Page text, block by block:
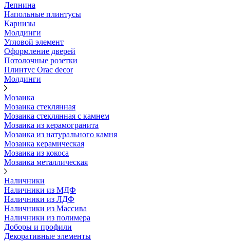
Лепнина
Напольные плинтусы
Карнизы
Молдинги
Угловой элемент
Оформление дверей
Потолочные розетки
Плинтус Orac decor
Молдинги
Мозаика
Мозаика стеклянная
Мозаика стеклянная с камнем
Мозаика из керамогранита
Мозаика из натурального камня
Мозаика керамическая
Мозаика из кокоса
Мозаика металлическая
Наличники
Наличники из МДФ
Наличники из ЛДФ
Наличники из Массива
Наличники из полимера
Доборы и профили
Декоративные элементы